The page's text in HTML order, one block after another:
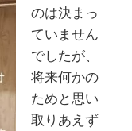
のは決まっ
ていません
でしたが、
将来何かの
ためと思い
取りあえず